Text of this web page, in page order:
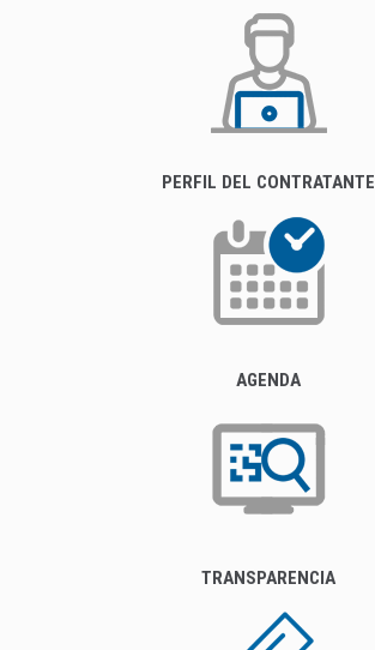
PERFIL DEL CONTRATANTE
AGENDA
TRANSPARENCIA